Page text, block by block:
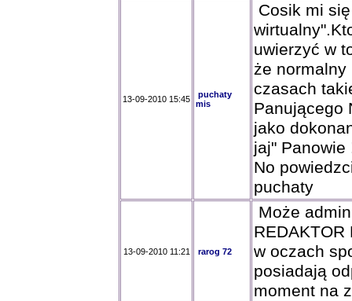
13-09-2010 15:45
puchaty
mis
Cosik mi
uwierzyć w
że normalny
czasach
Panującego
jako
jaj" Panowie
No
puchaty
13-09-2010 11:21 rarog 72
Może
w oczach
posiadają
moment na